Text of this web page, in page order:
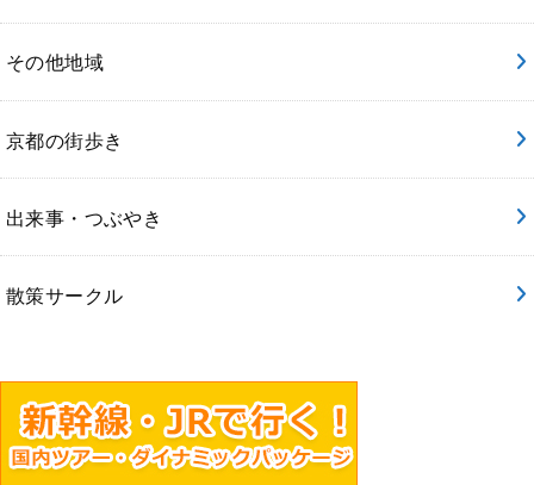
その他地域
京都の街歩き
出来事・つぶやき
散策サークル